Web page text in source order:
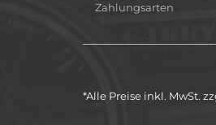
Zahlungsarten
*Alle Preise inkl. MwSt.